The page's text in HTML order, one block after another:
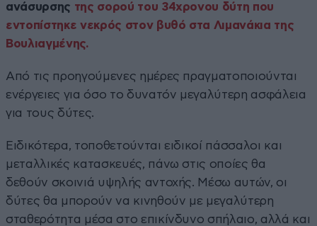
ανάσυρσης της σορού του 34χρονου δύτη που
εντοπίστηκε νεκρός στον βυθό στα Λιμανάκια της
Βουλιαγμένης.
Από τις προηγούμενες ημέρες πραγματοποιούνται
ενέργειες για όσο το δυνατόν μεγαλύτερη ασφάλεια
για τους δύτες.
Ειδικότερα, τοποθετούνται ειδικοί πάσσαλοι και
μεταλλικές κατασκευές, πάνω στις οποίες θα
δεθούν σκοινιά υψηλής αντοχής. Μέσω αυτών, οι
δύτες θα μπορούν να κινηθούν με μεγαλύτερη
σταθερότητα μέσα στο επικίνδυνο σπήλαιο, αλλά και